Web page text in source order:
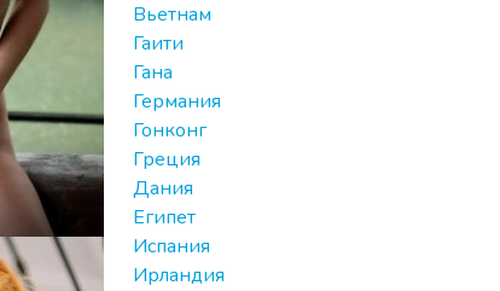
Вьетнам
Гаити
Гана
Германия
Гонконг
Греция
Дания
Египет
Испания
Ирландия